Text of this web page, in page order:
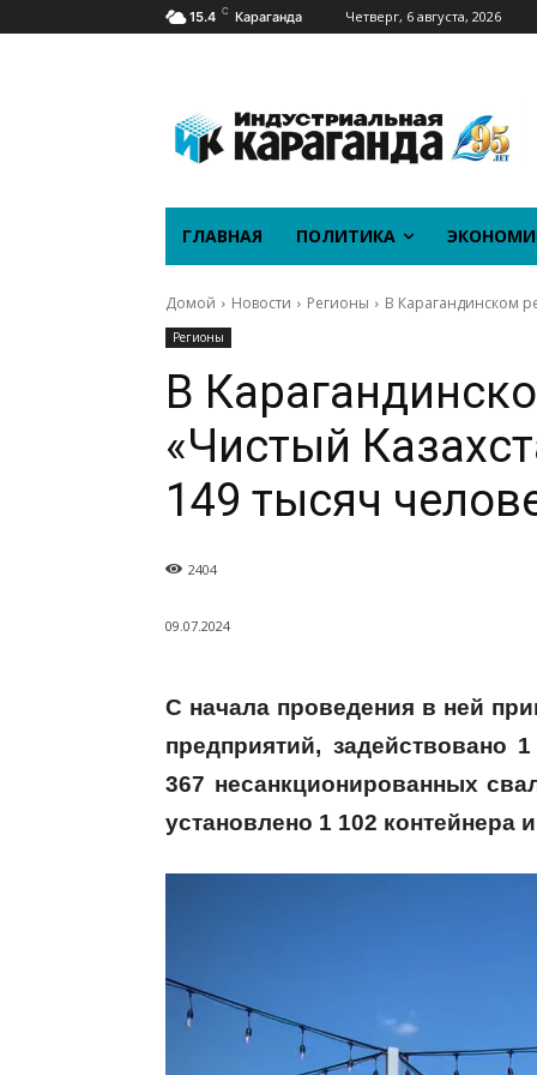
15.4 C Караганда Четверг, 6 августа, 2026
ГЛАВНАЯ ПОЛИТИКА
Домой Новости Регионы В Карагандинском
Регионы
В
«Чистый
149 тысяч
2404
09.07.2024
С начала проведения в ней
предприятий, задействовано
367 несанкционированных
установлено 1 102 контейнера
е